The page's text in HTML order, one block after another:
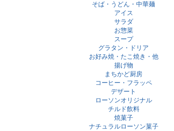
そば・うどん・中華麺
アイス
サラダ
お惣菜
スープ
グラタン・ドリア
お好み焼・たこ焼き・他
揚げ物
まちかど厨房
コーヒー・フラッペ
デザート
ローソンオリジナル
チルド飲料
焼菓子
ナチュラルローソン菓子